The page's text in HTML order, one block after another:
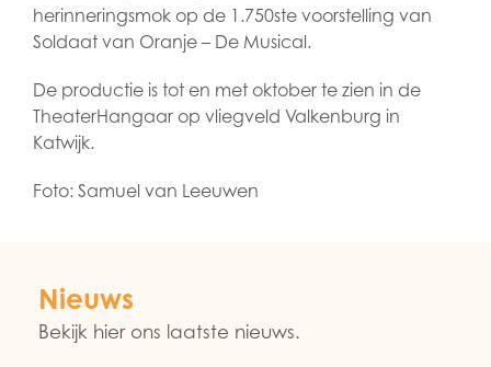
herinneringsmok op de 1.750ste voorstelling van
Soldaat van Oranje – De Musical.
De productie is tot en met oktober te zien in de
TheaterHangaar op vliegveld Valkenburg in
Katwijk.
Foto: Samuel van Leeuwen
Nieuws
Bekijk hier ons laatste nieuws.